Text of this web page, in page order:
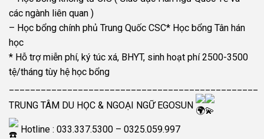
các ngành liên quan )
– Học bổng chính phủ Trung Quốc CSC* Học bổng Tân hán
học
* Hỗ trợ miễn phí, ký túc xá, BHYT, sinh hoạt phí 2500-3500
tệ/tháng tùy hệ học bổng
TRUNG TÂM DU HỌC & NGOẠI NGỮ EGOSUN
Hotline : 033.337.5300 – 0325.059.997